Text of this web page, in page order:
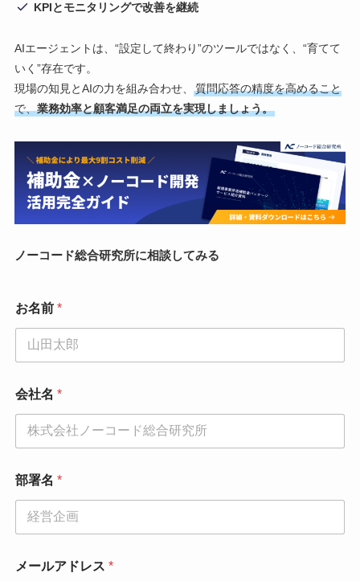
KPIとモニタリングで改善を継続
AIエージェントは、“設定して終わり”のツールではなく、“育てて
いく”存在です。
現場の知見とAIの力を組み合わせ、
質問応答の精度を高めること
で、業務効率と顧客満足の両立を実現しましょう。
ノーコード総合研究所に相談してみる
署
名
い
合
わ
内
お名前 *
会社名 *
部署名 *
メールアドレス *